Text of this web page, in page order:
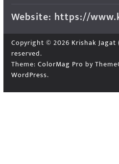
Website: https://
Copyright © 2026 Krishak
reserved.
Theme: ColorMag Pro by
WordPress.